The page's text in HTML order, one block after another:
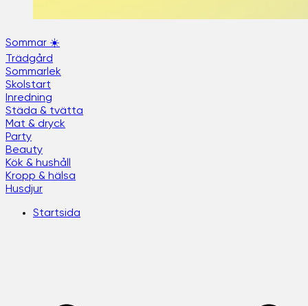
Sommar ☀️
Trädgård
Sommarlek
Skolstart
Inredning
Städa & tvätta
Mat & dryck
Party
Beauty
Kök & hushåll
Kropp & hälsa
Husdjur
Startsida